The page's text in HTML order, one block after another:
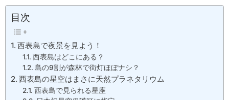
目次
西表島で夜景を見よう！
西表島はどこにある？
島の9割が森林で街灯ほぼナシ？
西表島の星空はまさに天然プラネタリウム
西表島で見られる星座